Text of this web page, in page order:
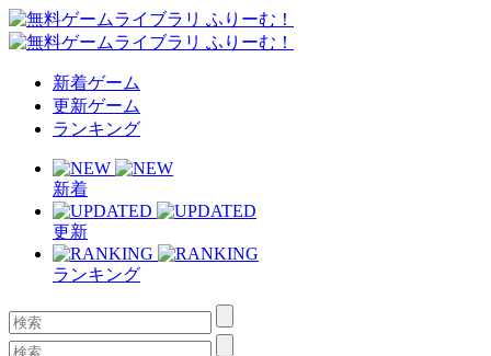
新着ゲーム
更新ゲーム
ランキング
新着
更新
ランキング